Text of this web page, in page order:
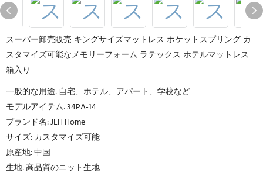
スーパー卸売販売 キングサイズマットレス ポケットスプリング カ
スタマイズ可能なメモリーフォーム ラテックス ホテルマットレス
箱入り
一般的な用途: 自宅、ホテル、アパート、学校など
モデルアイテム: 34PA-14
ブランド名: JLH Home
サイズ: カスタマイズ可能
原産地: 中国
生地: 高品質のニット生地